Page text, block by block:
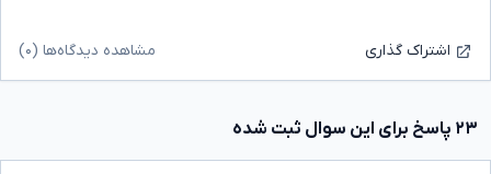
اشتراک گذاری مشاهده دیدگاه‌ها (۰)
۲۳ پاسخ برای این سوال ثبت شده